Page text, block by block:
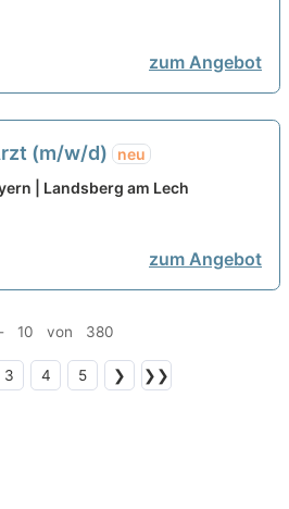
zum Angebot
(m/w/d)
neu
| Landsberg am Lech
zum Angebot
10 von 380
3 4 5 ❯ ❯❯